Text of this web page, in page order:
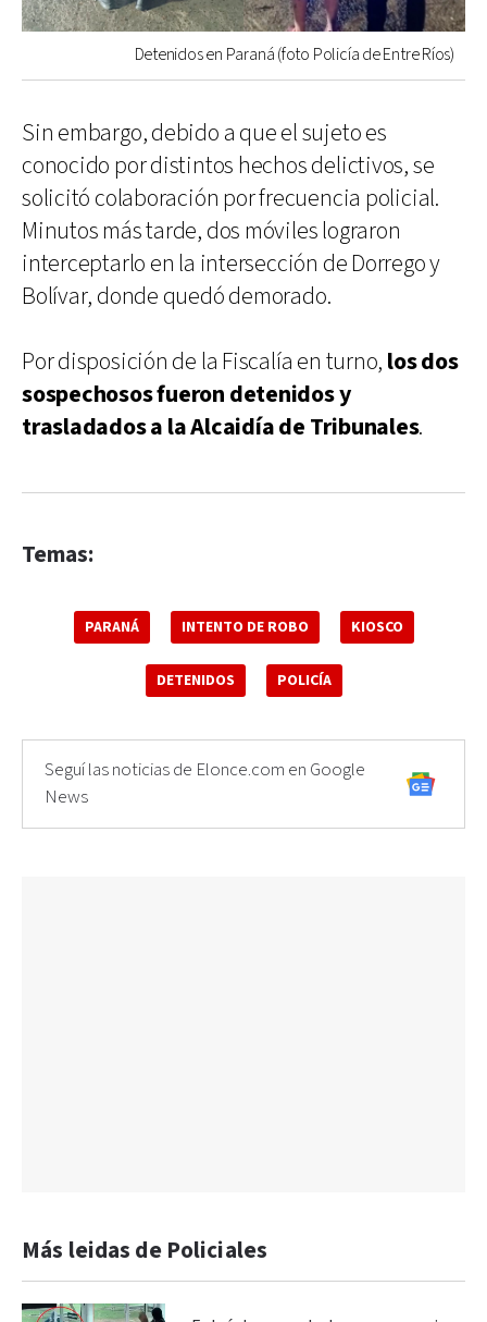
Detenidos en Paraná (foto Policía de Entre Ríos)
Sin embargo, debido a que el sujeto es
conocido por distintos hechos delictivos, se
solicitó colaboración por frecuencia policial.
Minutos más tarde, dos móviles lograron
interceptarlo en la intersección de Dorrego y
Bolívar, donde quedó demorado.
Por disposición de la Fiscalía en turno, los dos
sospechosos fueron detenidos y
trasladados a la Alcaidía de Tribunales.
Temas:
PARANÁ INTENTO DE ROBO KIOSCO
DETENIDOS POLICÍA
Seguí las noticias de Elonce.com en Google
News
Más leidas de Policiales